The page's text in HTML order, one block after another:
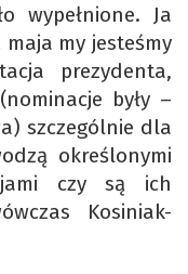
wypełnione. Ja
my jesteśmy
prezydenta,
były –
szczególnie dla
określonymi
czy są ich
Kosiniak-